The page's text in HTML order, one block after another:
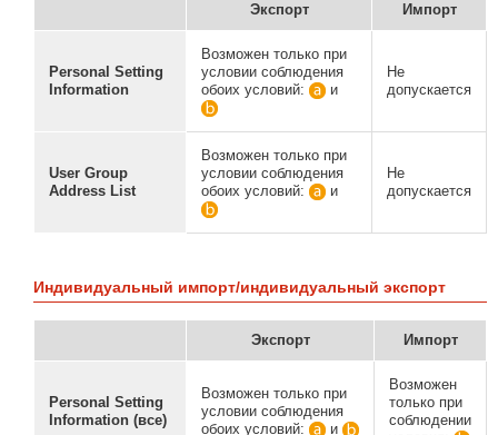
Экспорт Импорт
Personal Setting
Information
Возможен только при
условии соблюдения
обоих условий:
и
Не
допускается
User Group
Address List
Возможен только при
условии соблюдения
обоих условий:
и
Не
допускается
Индивидуальный импорт/индивидуальный экспорт
Экспорт Импорт
Personal Setting
Information (все)
Возможен только при
условии соблюдения
обоих условий:
и
Возможен
только при
соблюдении